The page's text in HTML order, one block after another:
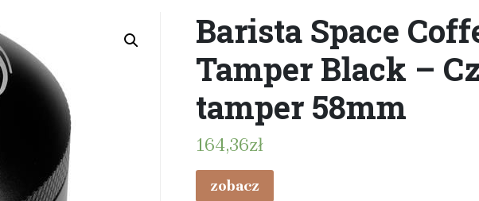
Barista Space
Tamper Black –
tamper 58mm
164,36zł
zobacz